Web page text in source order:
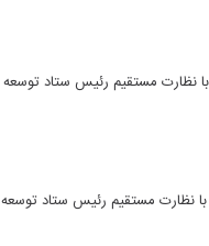
نظارت مستقیم رئیس ستاد توسعه
نظارت مستقیم رئیس ستاد توسعه